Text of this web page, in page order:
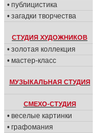
• публицистика
• загадки творчества
СТУДИЯ ХУДОЖНИКОВ
• золотая коллекция
• мастер-класс
МУЗЫКАЛЬНАЯ СТУДИЯ
СМЕХО-СТУДИЯ
• веселые картинки
• графомания